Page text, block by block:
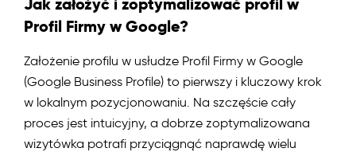
Profil Firmy w Google?
Założenie profilu w usłudze Profil Firmy w Google
(Google Business Profile) to pierwszy i kluczowy krok
w lokalnym pozycjonowaniu. Na szczęście cały
proces jest intuicyjny, a dobrze zoptymalizowana
wizytówka potrafi przyciągnąć naprawdę wielu